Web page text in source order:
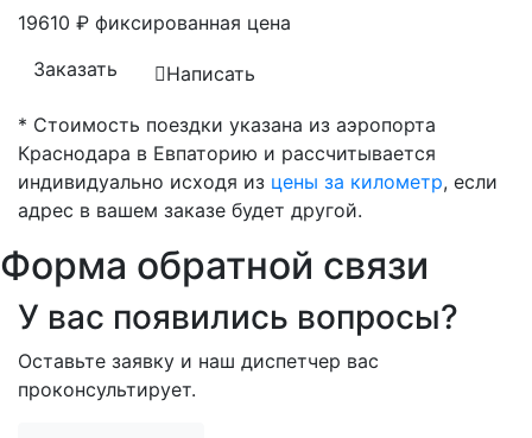
19610 ₽ фиксированная цена
Заказать
Написать
* Стоимость поездки указана из аэропорта
Краснодара в Евпаторию и рассчитывается
индивидуально исходя из цены за километр, если
адрес в вашем заказе будет другой.
Форма обратной связи
У вас появились вопросы?
Оставьте заявку и наш диспетчер вас
проконсультирует.